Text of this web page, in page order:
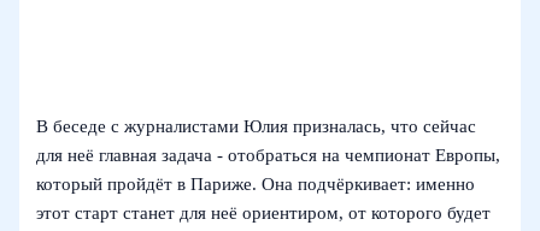
В беседе с журналистами Юлия призналась, что сейчас
для неё главная задача - отобраться на чемпионат Европы,
который пройдёт в Париже. Она подчёркивает: именно
этот старт станет для неё ориентиром, от которого будет